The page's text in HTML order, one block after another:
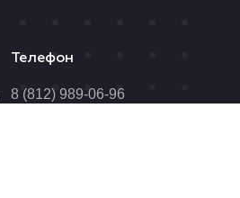
Телефон
8 (812) 989-06-96